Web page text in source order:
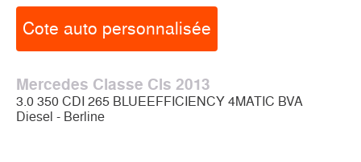
Cote auto personnalisée
Mercedes Classe Cls 2013
3.0 350 CDI 265 BLUEEFFICIENCY 4MATIC BVA
Diesel - Berline